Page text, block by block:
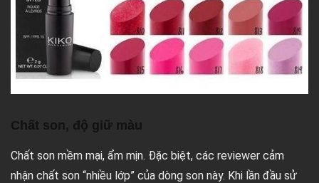
Chất son, độ giữ màu
Chất son mềm mại, ẩm mịn. Đặc biệt, các reviewer cảm
nhận chất son “nhiều lớp” của dòng son này. Khi lần đầu sử